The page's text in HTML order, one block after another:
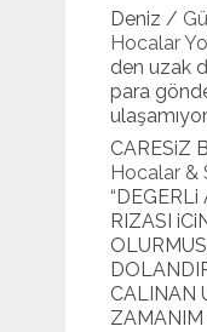
Deniz /
Hocalar
den uzak
para
CARESiZ
Hocalar &
“
RIZASI
CALINAN
ZAMANIM